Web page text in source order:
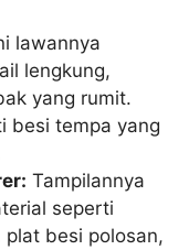
lawannya
lengkung,
yang rumit.
besi tempa yang
Tampilannya
seperti
plat besi polosan,